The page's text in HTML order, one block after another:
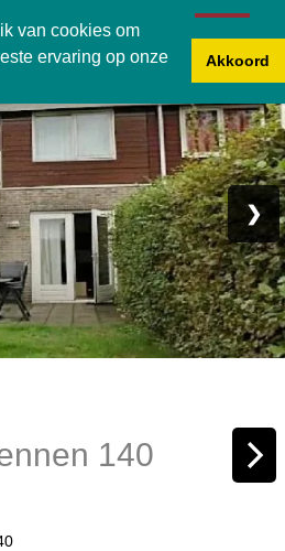
van cookies om
ervaring op onze
Akkoord
❯
140